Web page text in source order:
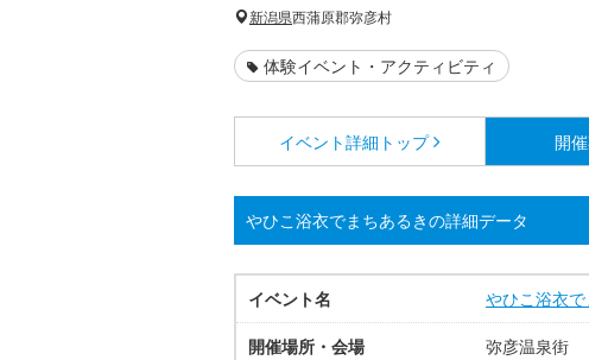
新潟県西蒲原郡弥彦村
体験イベント・アクティビティ
イベント詳細 トップ 開
やひこ浴衣でまちあるきの詳細データ
イベント名 やひこ浴衣で
開催場所・会場 弥彦温泉街